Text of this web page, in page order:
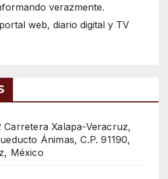
verazmente.
web, diario digital y TV
Carretera Xalapa-Veracruz,
Ánimas, C.P. 91190,
México